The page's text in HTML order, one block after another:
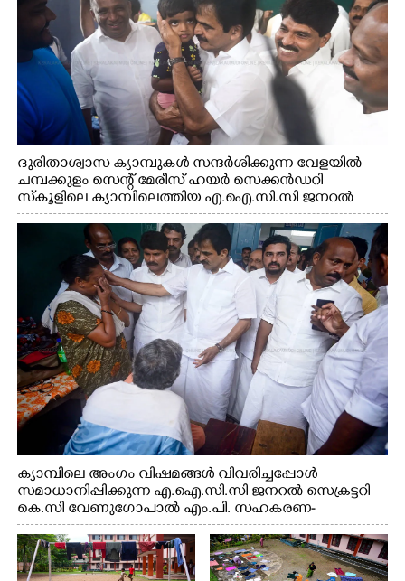
ദുരിതാശ്വാസ ക്യാമ്പുകൾ സന്ദർശിക്കുന്ന വേളയിൽ
ചമ്പക്കുളം സെന്റ് മേരീസ് ഹയർ സെക്കൻഡറി
സ്കൂളിലെ ക്യാമ്പിലെത്തിയ എ.ഐ.സി.സി ജനറൽ
സെക്രട്ടറി കെ.സി വേണുഗോപാൽ എം.പി കുരുന്നിനെ
എടുത്ത് ലാളിച്ചപ്പോൾ. സഹകരണ-എക്സൈസ്
വകുപ്പ് മന്ത്രി എം. ലിജു, കൃഷിവകുപ്പ് മന്ത്രി ടി. സിദ്ദിഖ്,
റെജി ചെറിയാൻ എം. എൽ. എ എന്നിവർ സമീപം
ക്യാമ്പിലെ അംഗം വിഷമങ്ങൾ വിവരിച്ചപ്പോൾ
സമാധാനിപ്പിക്കുന്ന എ.ഐ.സി.സി ജനറൽ സെക്രട്ടറി
കെ.സി വേണുഗോപാൽ എം.പി. സഹകരണ-
എക്സൈസ് വകുപ്പ് മന്ത്രി എം. ലിജു, എന്നിവർ